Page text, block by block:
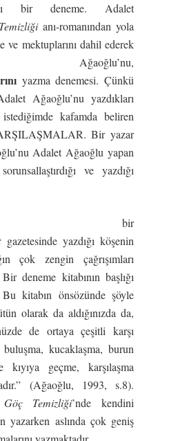
bir deneme. Adalet
anı-romanından yola
ve mektuplarını dahil ederek
yazma denemesi. Çünkü
Ağaoğlu’nu yazdıkları
kafamda beliren
Bir yazar
Adalet Ağaoğlu yapan
ve yazdığı
bir
gazetesinde yazdığı köşenin
çok zengin çağrışımları
deneme kitabının başlığı
kitabın önsözünde şöyle
olarak da aldığınızda da,
de ortaya çeşitli karşı
kucaklaşma, burun
geçme, karşılaşma
(Ağaoğlu, 1993, s.8).
Göç Temizliği’nde kendini
yazarken aslında çok geniş